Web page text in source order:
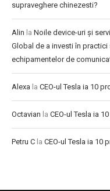
supraveghere chinezesti?
Alin la Noile device-uri și
Global de a investi în
echipamentelor de
Alexa la CEO-ul Tesla ia 10
Octavian la CEO-ul Tesla ia
Petru C la CEO-ul Tesla ia 10